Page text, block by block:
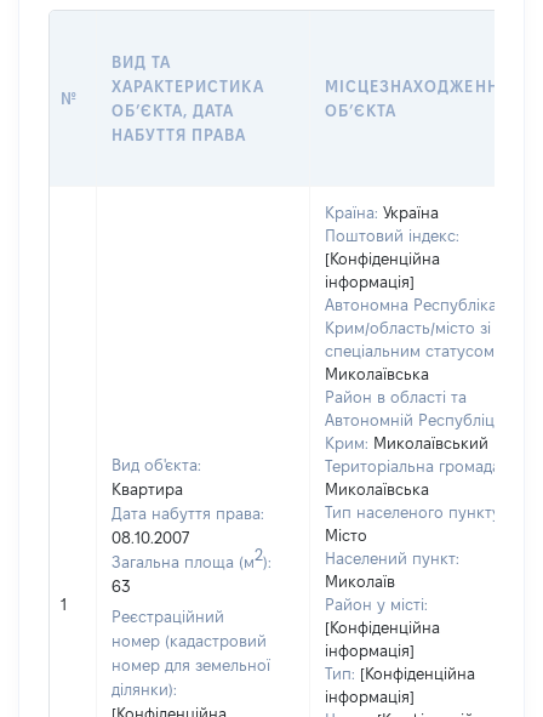
№
ВИД ТА
ХАРАКТЕРИСТИКА
ОБʼЄКТА, ДАТА
НАБУТТЯ ПРАВА
МІСЦЕЗНАХОДЖЕННЯ
ОБʼЄКТА
1
Вид об'єкта:
Квартира
Дата набуття права:
08.10.2007
Загальна площа (м2):
63
Реєстраційний
номер (кадастровий
номер для земельної
ділянки):
[Конфіденційна
Країна: Україна
Поштовий індекс:
[Конфіденційна
інформація]
Автономна Республіка
Крим/область/місто зі
спеціальним статусом:
Миколаївська
Район в області та
Автономній Республіці
Крим: Миколаївський
Територіальна громада:
Миколаївська
Тип населеного пункту:
Місто
Населений пункт:
Миколаїв
Район у місті:
[Конфіденційна
інформація]
Тип: [Конфіденційна
інформація]